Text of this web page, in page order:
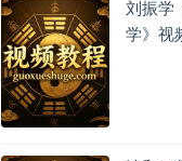
刘振学
学》视